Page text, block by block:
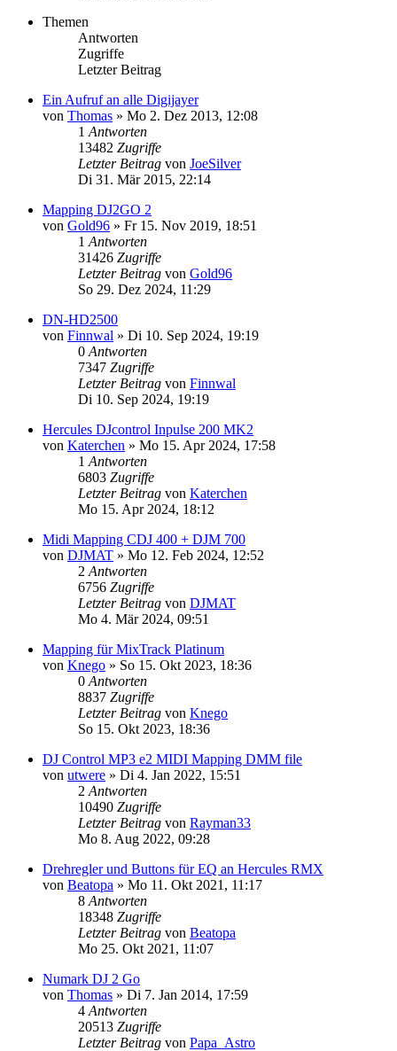
Themen
Antworten
Zugriffe
Letzter Beitrag
Ein Aufruf an alle Digijayer
von Thomas » Mo 2. Dez 2013, 12:08
1 Antworten
13482 Zugriffe
Letzter Beitrag von JoeSilver
Di 31. Mär 2015, 22:14
Mapping DJ2GO 2
von Gold96 » Fr 15. Nov 2019, 18:51
1 Antworten
31426 Zugriffe
Letzter Beitrag von Gold96
So 29. Dez 2024, 11:29
DN-HD2500
von Finnwal » Di 10. Sep 2024, 19:19
0 Antworten
7347 Zugriffe
Letzter Beitrag von Finnwal
Di 10. Sep 2024, 19:19
Hercules DJcontrol Inpulse 200 MK2
von Katerchen » Mo 15. Apr 2024, 17:58
1 Antworten
6803 Zugriffe
Letzter Beitrag von Katerchen
Mo 15. Apr 2024, 18:12
Midi Mapping CDJ 400 + DJM 700
von DJMAT » Mo 12. Feb 2024, 12:52
2 Antworten
6756 Zugriffe
Letzter Beitrag von DJMAT
Mo 4. Mär 2024, 09:51
Mapping für MixTrack Platinum
von Knego » So 15. Okt 2023, 18:36
0 Antworten
8837 Zugriffe
Letzter Beitrag von Knego
So 15. Okt 2023, 18:36
DJ Control MP3 e2 MIDI Mapping DMM file
von utwere » Di 4. Jan 2022, 15:51
2 Antworten
10490 Zugriffe
Letzter Beitrag von Rayman33
Mo 8. Aug 2022, 09:28
Drehregler und Buttons für EQ an Hercules RMX
von Beatopa » Mo 11. Okt 2021, 11:17
8 Antworten
18348 Zugriffe
Letzter Beitrag von Beatopa
Mo 25. Okt 2021, 11:07
Numark DJ 2 Go
von Thomas » Di 7. Jan 2014, 17:59
4 Antworten
20513 Zugriffe
Letzter Beitrag von Papa_Astro